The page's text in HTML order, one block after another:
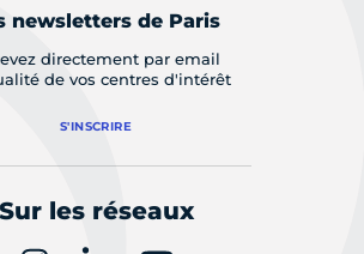
newsletters de Paris
directement par email
de vos centres d'intérêt
S'INSCRIRE
Sur les réseaux